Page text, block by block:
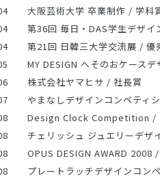
大阪芸術大学 卒業制作 / 学科
第36回 毎日・DAS学生デザイ
第21回 日韓三大学交流展 / 優
MY DESIGN へそのおケースデ
株式会社ヤマヒサ / 社長賞
やまなしデザインコンペティ
Design Clock Competition /
チェリッシュ ジュエリーデザ
OPUS DESIGN AWARD 2008 /
プレートラッチデザインコンペ